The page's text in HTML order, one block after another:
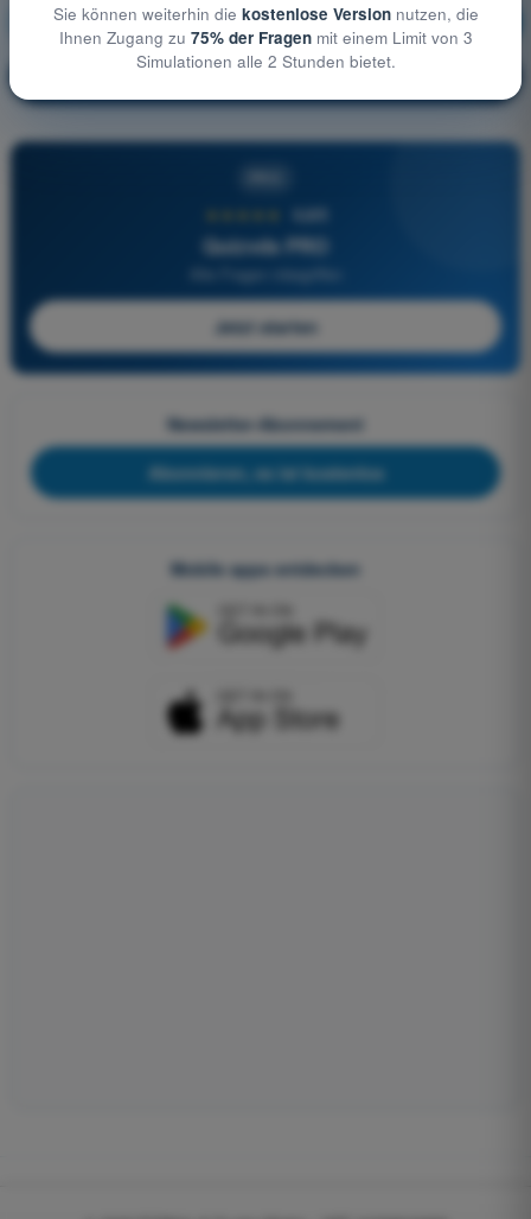
Menschliches Leistungsvermögen Ausbildung!
4,6/5
Quizvds PRO
Alle Fragen inbegriffen
Jetzt starten
Newsletter-Abonnement
Abonnieren, es ist kostenlos
Mobile apps entdecken
Sie können weiterhin die kostenlose Versionnutzen, die
Ihnen Zugang zu 75% der Fragenmit einem Limit von 3
Simulationen alle 2 Stunden bietet.